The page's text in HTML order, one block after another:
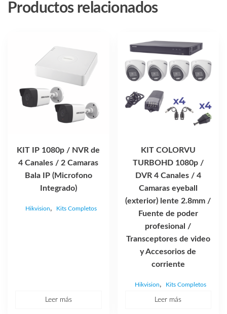
Productos relacionados
KIT IP 1080p / NVR de
4 Canales / 2 Camaras
Bala IP (Microfono
Integrado)
Hikvision, Kits Completos
Leer más
KIT COLORVU
TURBOHD 1080p /
DVR 4 Canales / 4
Camaras eyeball
(exterior) lente 2.8mm /
Fuente de poder
profesional /
Transceptores de video
y Accesorios de
corriente
Hikvision, Kits Completos
Leer más